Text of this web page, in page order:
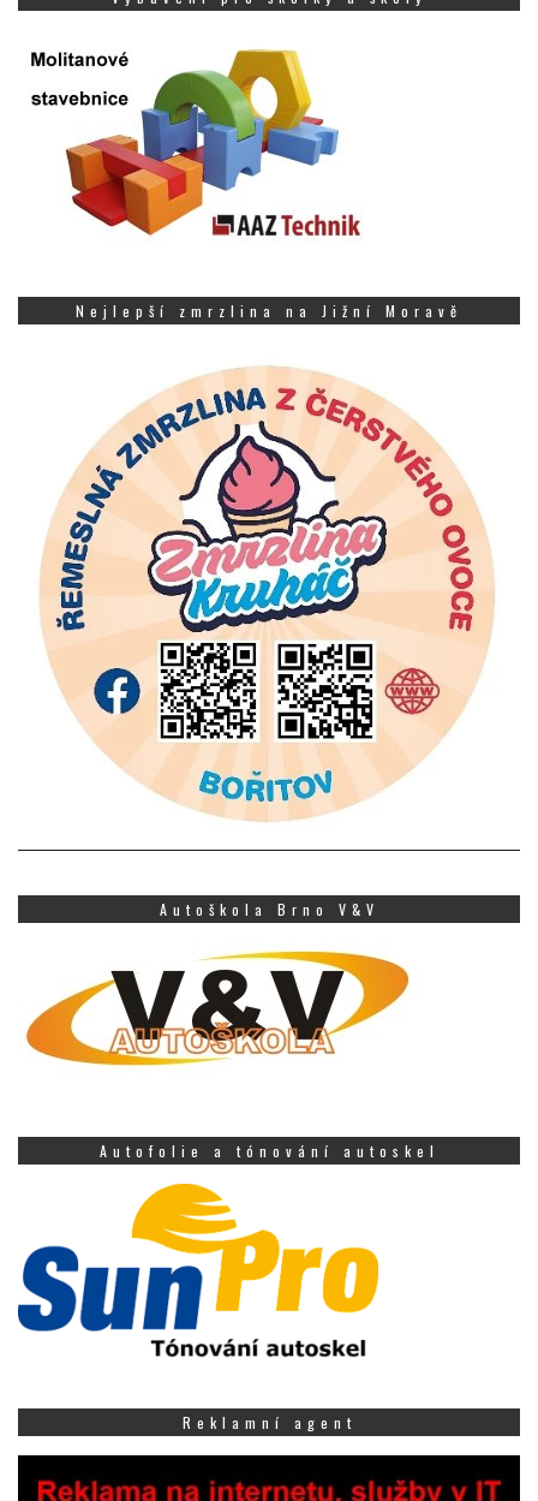
Nejlepší zmrzlina na Jižní Moravě
Autoškola Brno V&V
Autofolie a tónování autoskel
Reklamní agent